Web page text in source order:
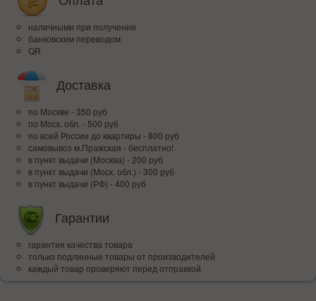
наличными при получении
банковским переводом
QR
Доставка
по Москве - 350 руб
по Моск. обл. - 500 руб
по всей Росcии до квартиры - 800 руб
самовывоз м.Пражская - бесплатно!
в пункт выдачи (Москва) - 200 руб
в пункт выдачи (Моск. обл.) - 300 руб
в пункт выдачи (РФ) - 400 руб
Гарантии
гарантия качества товара
только подлинные товары от производителей
каждый товар проверяют перед отправкой